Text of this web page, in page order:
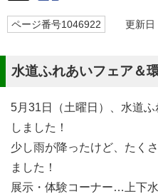
ページ番号1046922 更新日
水道ふれあいフェア＆
5月31日（土曜日）、水道
しました！
少し雨が降ったけど、たく
ました！
展示・体験コーナー…上下